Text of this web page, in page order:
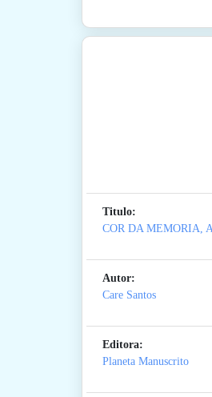
Titulo:
COR DA MEMORIA,
Autor:
Care Santos
Editora:
Planeta Manuscrito